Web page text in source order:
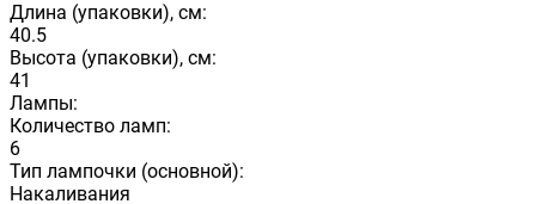
Длина (упаковки), см:
40.5
Высота (упаковки), см:
41
Лампы:
Количество ламп:
6
Тип лампочки (основной):
Накаливания